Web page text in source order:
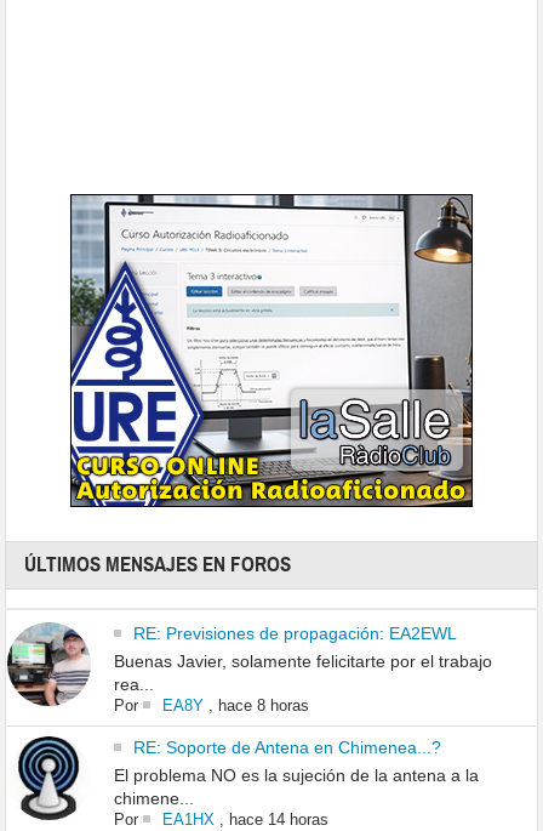
ÚLTIMOS MENSAJES EN FOROS
RE: Previsiones de propagación: EA2EWL
Buenas Javier, solamente felicitarte por el trabajo
rea...
Por EA8Y, hace 8 horas
RE: Soporte de Antena en Chimenea...?
El problema NO es la sujeción de la antena a la
chimene...
Por EA1HX, hace 14 horas